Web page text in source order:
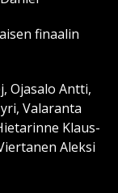
finaalin
Ojasalo Antti,
Valaranta
Klaus-
Aleksi